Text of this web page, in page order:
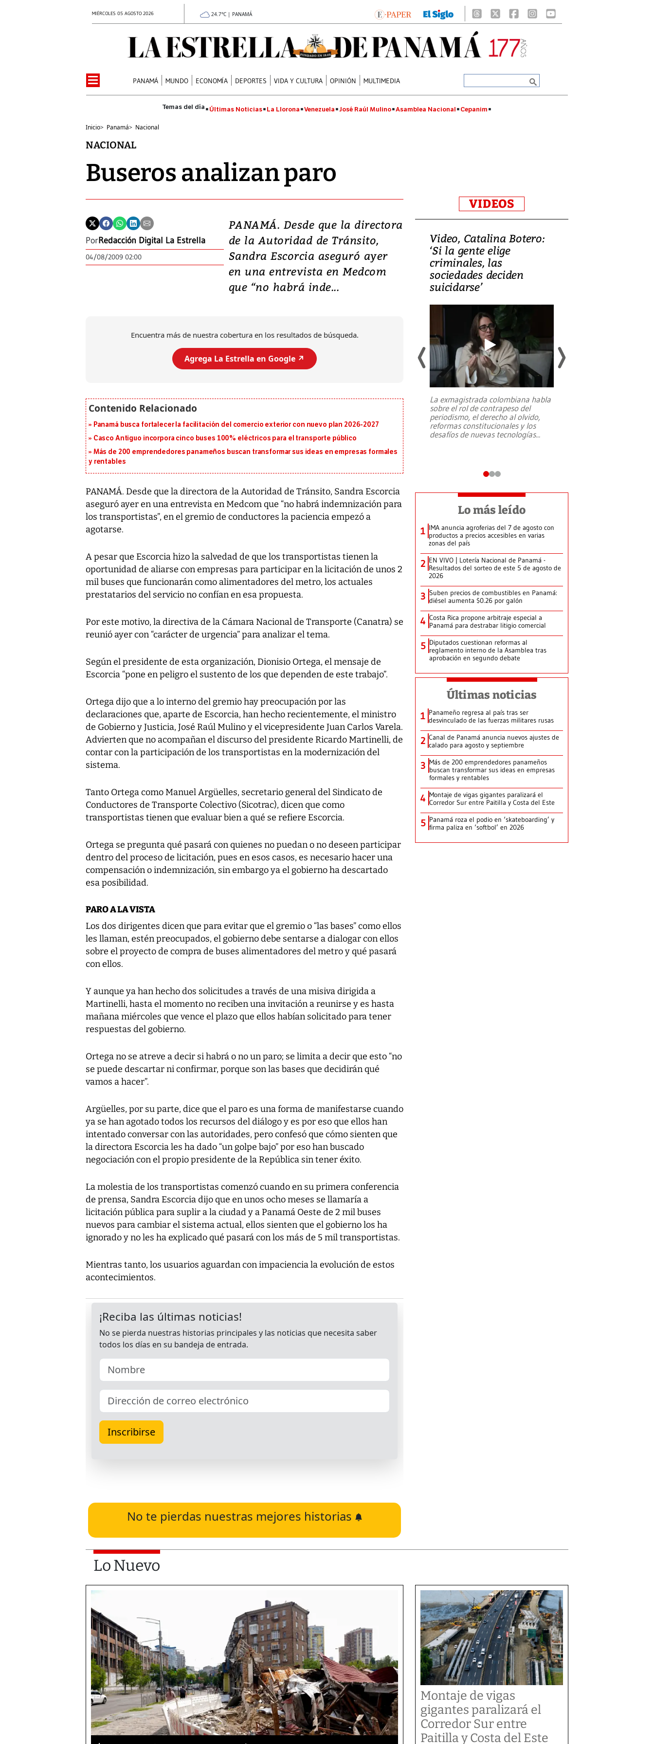
MIÉRCOLES 05 AGOSTO 2026 24.7°C | PANAMÁ
PANAMÁ MUNDO ECONOMÍA DEPORTES VIDA Y CULTURA OPINIÓN MULTIMEDIA
Últimas Noticias La Llorona Venezuela José Raúl Mulino Asamblea Nacional Cepanim
Inicio> Panamá> Nacional
NACIONAL
Buseros analizan paro
PorRedacción Digital La Estrella
04/08/2009 02:00
PANAMÁ. Desde que la directora
de la Autoridad de Tránsito,
Sandra Escorcia aseguró ayer
en una entrevista en Medcom
que “no habrá inde...
Encuentra más de nuestra cobertura en los resultados de búsqueda.
Agrega La Estrella en Google ↗️
Panamá busca fortalecer la facilitación del comercio exterior con nuevo plan 2026-2027
Casco Antiguo incorpora cinco buses 100% eléctricos para el transporte público
Más de 200 emprendedores panameños buscan transformar sus ideas en empresas formales
y rentables
PANAMÁ. Desde que la directora de la Autoridad de Tránsito, Sandra Escorcia
aseguró ayer en una entrevista en Medcom que “no habrá indemnización para
los transportistas”, en el gremio de conductores la paciencia empezó a
agotarse.
A pesar que Escorcia hizo la salvedad de que los transportistas tienen la
oportunidad de aliarse con empresas para participar en la licitación de unos 2
mil buses que funcionarán como alimentadores del metro, los actuales
prestatarios del servicio no confían en esa propuesta.
Por este motivo, la directiva de la Cámara Nacional de Transporte (Canatra) se
reunió ayer con “carácter de urgencia” para analizar el tema.
Según el presidente de esta organización, Dionisio Ortega, el mensaje de
Escorcia “pone en peligro el sustento de los que dependen de este trabajo”.
Ortega dijo que a lo interno del gremio hay preocupación por las
declaraciones que, aparte de Escorcia, han hecho recientemente, el ministro
de Gobierno y Justicia, José Raúl Mulino y el vicepresidente Juan Carlos Varela.
Advierten que no acompañan el discurso del presidente Ricardo Martinelli, de
contar con la participación de los transportistas en la modernización del
sistema.
Tanto Ortega como Manuel Argüelles, secretario general del Sindicato de
Conductores de Transporte Colectivo (Sicotrac), dicen que como
transportistas tienen que evaluar bien a qué se refiere Escorcia.
Ortega se pregunta qué pasará con quienes no puedan o no deseen participar
dentro del proceso de licitación, pues en esos casos, es necesario hacer una
compensación o indemnización, sin embargo ya el gobierno ha descartado
esa posibilidad.
PARO A LA VISTA
Los dos dirigentes dicen que para evitar que el gremio o “las bases” como ellos
les llaman, estén preocupados, el gobierno debe sentarse a dialogar con ellos
sobre el proyecto de compra de buses alimentadores del metro y qué pasará
con ellos.
Y aunque ya han hecho dos solicitudes a través de una misiva dirigida a
Martinelli, hasta el momento no reciben una invitación a reunirse y es hasta
mañana miércoles que vence el plazo que ellos habían solicitado para tener
respuestas del gobierno.
Ortega no se atreve a decir si habrá o no un paro; se limita a decir que esto “no
se puede descartar ni confirmar, porque son las bases que decidirán qué
vamos a hacer”.
Argüelles, por su parte, dice que el paro es una forma de manifestarse cuando
ya se han agotado todos los recursos del diálogo y es por eso que ellos han
intentado conversar con las autoridades, pero confesó que cómo sienten que
la directora Escorcia les ha dado “un golpe bajo” por eso han buscado
negociación con el propio presidente de la República sin tener éxito.
La molestia de los transportistas comenzó cuando en su primera conferencia
de prensa, Sandra Escorcia dijo que en unos ocho meses se llamaría a
licitación pública para suplir a la ciudad y a Panamá Oeste de 2 mil buses
nuevos para cambiar el sistema actual, ellos sienten que el gobierno los ha
ignorado y no les ha explicado qué pasará con los más de 5 mil transportistas.
Mientras tanto, los usuarios aguardan con impaciencia la evolución de estos
acontecimientos.
No te pierdas nuestras mejores historias
VIDEOS
Video, Japón: Terremoto
deja heridos y graves
daños en Kumamoto
al sur de Japón, provocando una
Video, Catalina Botero:
‘Si la gente elige
criminales, las
sociedades deciden
suicidarse’
La exmagistrada colombiana habla
sobre el rol de contrapeso del
periodismo, el derecho al olvido,
reformas constitucionales y los
desafíos de nuevas tecnologías...
Lo más leído
1 IMA anuncia agroferias del 7 de agosto con
productos a precios accesibles en varias
zonas del país
2 EN VIVO | Lotería Nacional de Panamá -
Resultados del sorteo de este 5 de agosto de
2026
3 Suben precios de combustibles en Panamá:
diésel aumenta $0.26 por galón
4 Costa Rica propone arbitraje especial a
Panamá para destrabar litigio comercial
5 Diputados cuestionan reformas al
reglamento interno de la Asamblea tras
aprobación en segundo debate
Últimas noticias
1 Panameño regresa al país tras ser
desvinculado de las fuerzas militares rusas
2 Canal de Panamá anuncia nuevos ajustes de
calado para agosto y septiembre
3 Más de 200 emprendedores panameños
buscan transformar sus ideas en empresas
formales y rentables
4 Montaje de vigas gigantes paralizará el
Corredor Sur entre Paitilla y Costa del Este
5 Panamá roza el podio en ‘skateboarding’ y
firma paliza en ‘softbol’ en 2026
Lo Nuevo
Montaje de vigas
gigantes paralizará el
Corredor Sur entre
Paitilla y Costa del Este